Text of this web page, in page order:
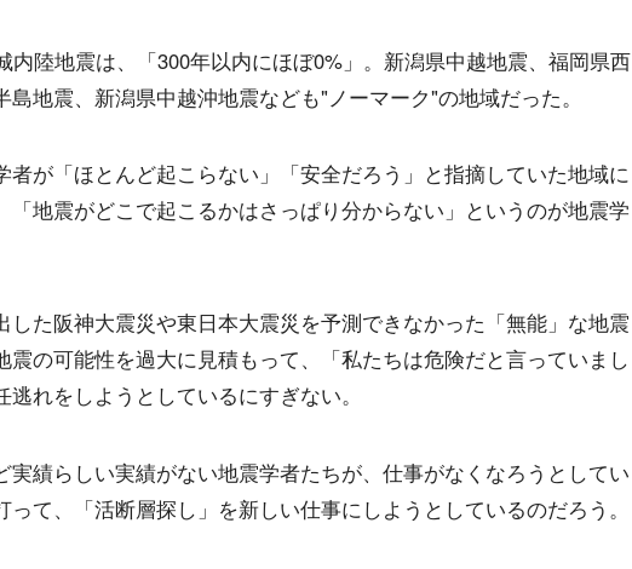
内陸地震は、「300年以内にほぼ0%」。新潟県中越地震、福岡県西
島地震、新潟県中越沖地震なども"ノーマーク"の地域だった。
者が「ほとんど起こらない」「安全だろう」と指摘していた地域に
「地震がどこで起こるかはさっぱり分からない」というのが地震学
した阪神大震災や東日本大震災を予測できなかった「無能」な地震
震の可能性を過大に見積もって、「私たちは危険だと言っていまし
逃れをしようとしているにすぎない。
実績らしい実績がない地震学者たちが、仕事がなくなろうとしてい
って、「活断層探し」を新しい仕事にしようとしているのだろう。